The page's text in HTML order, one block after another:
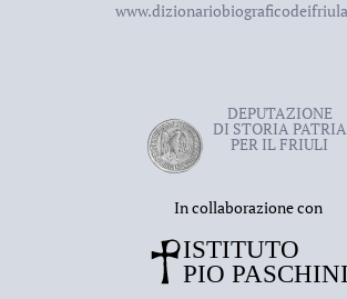
DEPUTAZIONE
DI STORIA PATRIA
PER IL FRIULI
In collaborazione con